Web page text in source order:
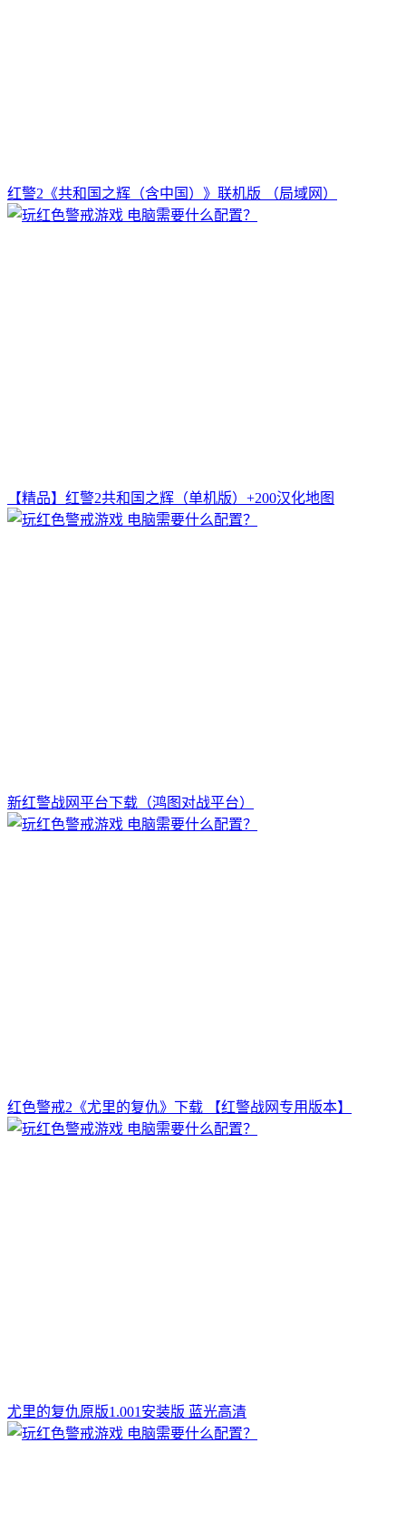
红警2《共和国之辉（含中国）》联机版 （局域网）
【精品】红警2共和国之辉（单机版）+200汉化地图
新红警战网平台下载（鸿图对战平台）
红色警戒2《尤里的复仇》下载 【红警战网专用版本】
尤里的复仇原版1.001安装版 蓝光高清